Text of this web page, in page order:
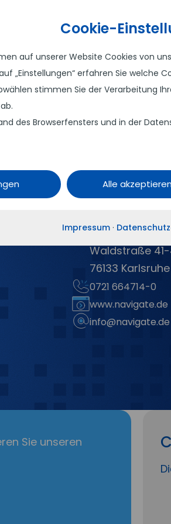
Cookie-
auf unserer Website Cookies von
„Einstellungen“ erfahren Sie welche
stimmen Sie der Verarbeitung
des Browserfensters und in der
Alle akzeptieren
Impressum ·
Navigate AG
Waldstraße
76133 Karlsruhe
0721 664714-0
www.navigate.de
info@navigate.de
Sie unseren